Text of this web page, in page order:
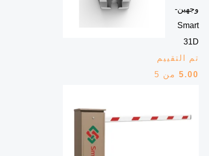
وجهين-
Smart
31D
تم التقييم
5.00 من 5